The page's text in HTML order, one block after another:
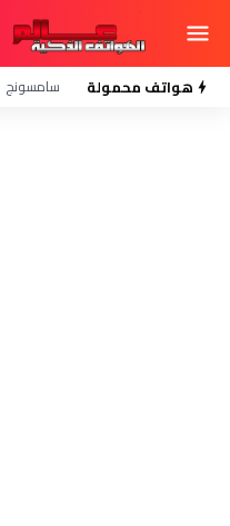
هواتف محمولة سامسونج